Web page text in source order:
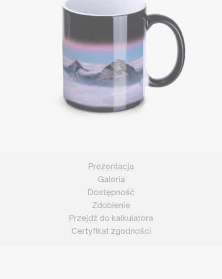
Prezentacja
Galeria
Dostępność
Zdobienie
Przejdź do kalkulatora
Certyfikat zgodności